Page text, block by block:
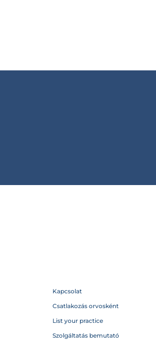
Kapcsolat
Csatlakozás orvosként
List your practice
Szolgáltatás bemutató